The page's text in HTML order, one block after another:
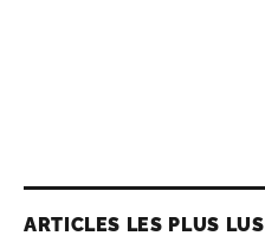
ARTICLES LES PLUS LUS